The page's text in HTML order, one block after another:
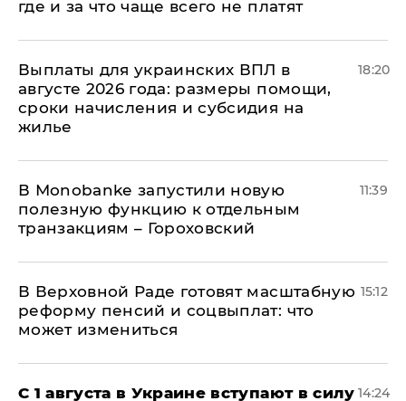
где и за что чаще всего не платят
Выплаты для украинских ВПЛ в
августе 2026 года: размеры помощи,
сроки начисления и субсидия на
жилье
18:20
В Мonobankе запустили новую
полезную функцию к отдельным
транзакциям – Гороховский
11:39
В Верховной Раде готовят масштабную
реформу пенсий и соцвыплат: что
может измениться
15:12
С 1 августа в Украине вступают в силу 14:24